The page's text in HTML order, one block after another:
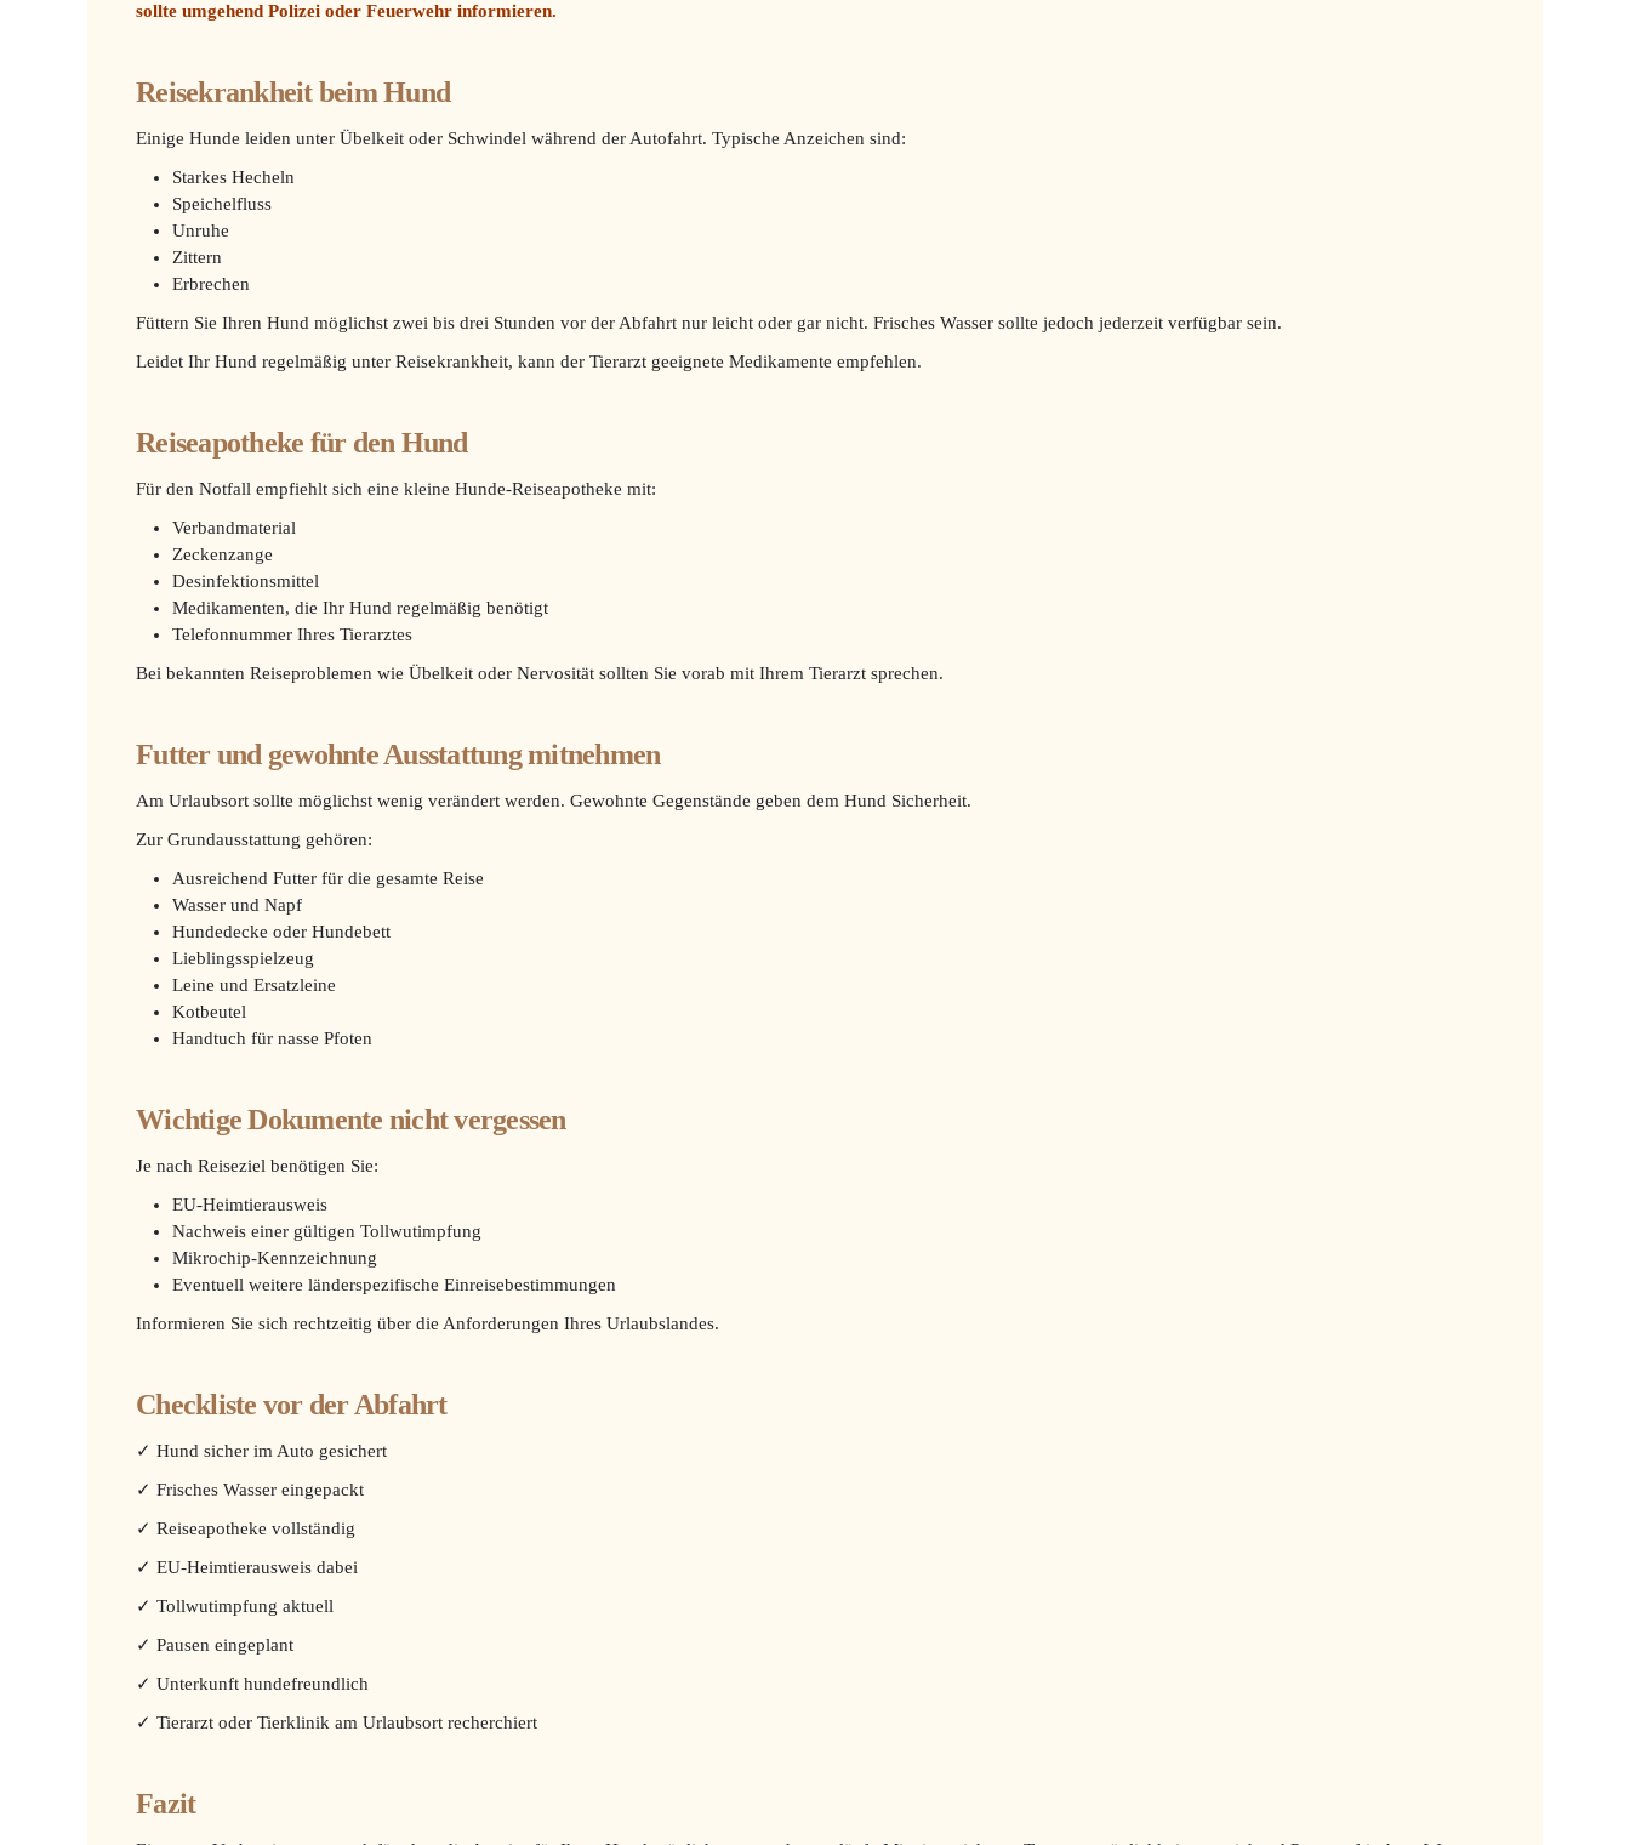
sollte umgehend Polizei oder Feuerwehr informieren.
Reisekrankheit beim Hund
Einige Hunde leiden unter Übelkeit oder Schwindel während der Autofahrt. Typische Anzeichen sind:
Starkes Hecheln
Speichelfluss
Unruhe
Zittern
Erbrechen
Füttern Sie Ihren Hund möglichst zwei bis drei Stunden vor der Abfahrt nur leicht oder gar nicht. Frisches Wasser sollte jedoch jederzeit verfügbar sein.
Leidet Ihr Hund regelmäßig unter Reisekrankheit, kann der Tierarzt geeignete Medikamente empfehlen.
Reiseapotheke für den Hund
Für den Notfall empfiehlt sich eine kleine Hunde-Reiseapotheke mit:
Verbandmaterial
Zeckenzange
Desinfektionsmittel
Medikamenten, die Ihr Hund regelmäßig benötigt
Telefonnummer Ihres Tierarztes
Bei bekannten Reiseproblemen wie Übelkeit oder Nervosität sollten Sie vorab mit Ihrem Tierarzt sprechen.
Futter und gewohnte Ausstattung mitnehmen
Am Urlaubsort sollte möglichst wenig verändert werden. Gewohnte Gegenstände geben dem Hund Sicherheit.
Zur Grundausstattung gehören:
Ausreichend Futter für die gesamte Reise
Wasser und Napf
Hundedecke oder Hundebett
Lieblingsspielzeug
Leine und Ersatzleine
Kotbeutel
Handtuch für nasse Pfoten
Wichtige Dokumente nicht vergessen
Je nach Reiseziel benötigen Sie:
EU-Heimtierausweis
Nachweis einer gültigen Tollwutimpfung
Mikrochip-Kennzeichnung
Eventuell weitere länderspezifische Einreisebestimmungen
Informieren Sie sich rechtzeitig über die Anforderungen Ihres Urlaubslandes.
Checkliste vor der Abfahrt
✓ Hund sicher im Auto gesichert
✓ Frisches Wasser eingepackt
✓ Reiseapotheke vollständig
✓ EU-Heimtierausweis dabei
✓ Tollwutimpfung aktuell
✓ Pausen eingeplant
✓ Unterkunft hundefreundlich
✓ Tierarzt oder Tierklinik am Urlaubsort recherchiert
Fazit